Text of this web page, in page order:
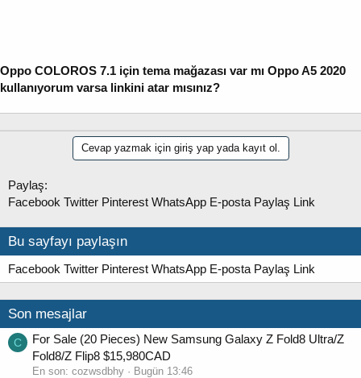
Oppo COLOROS 7.1 için tema mağazası var mı Oppo A5 2020
kullanıyorum varsa linkini atar mısınız?
Cevap yazmak için giriş yap yada kayıt ol.
Paylaş:
Facebook Twitter Pinterest WhatsApp E-posta Paylaş Link
Bu sayfayı paylaşın
Facebook Twitter Pinterest WhatsApp E-posta Paylaş Link
Son mesajlar
C
For Sale (20 Pieces) New Samsung Galaxy Z Fold8 Ultra/Z
Fold8/Z Flip8 $15,980CAD
En son: cozwsdbhy
Bugün 13:46